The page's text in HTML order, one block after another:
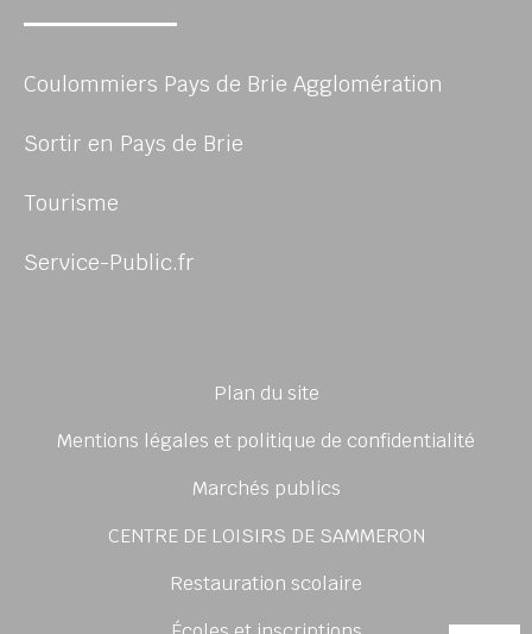
Coulommiers Pays de Brie Agglomération
Sortir en Pays de Brie
Tourisme
Service-Public.fr
Plan du site
Mentions légales et politique de confidentialité
Marchés publics
CENTRE DE LOISIRS DE SAMMERON
Restauration scolaire